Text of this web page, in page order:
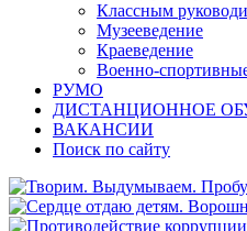
Классным
Музееведение
Краеведение
Военно-
РУМО
ДИСТАНЦИОННОЕ
ВАКАНСИИ
Поиск по сайту